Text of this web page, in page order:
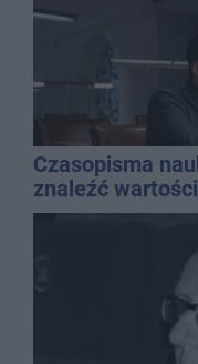
Czasopisma
znaleźć